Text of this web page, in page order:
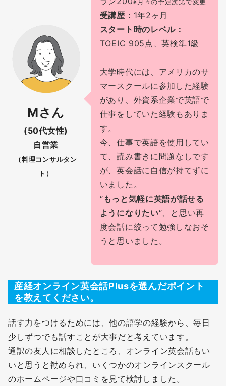
Mさん
(50代女性)
自営業
（料理コンサルタン
ト）
※月々の予定次第で変更
受講歴： 1年2ヶ月
スタート時のレベル：
TOEIC 905点、英検準1級
大学時代には、アメリカのサ
マースクールに参加した経験
があり、外資系企業で英語で
仕事をしていた経験もありま
す。
今、仕事で英語を使用してい
て、読み書きに問題なしです
が、英会話に自信が持てずに
いました。
“ もっと気軽に英語が話せる
ようになりたい“、と思い再
度会話に絞って勉強しなおそ
うと思いました。
産経オンライン英会話Plusを選んだポイント
を教えてください。
話す力をつけるためには、他の語学の経験から、毎日
少しずつでも話すことが大事だと考えています。
通訳の友人に相談したところ、オンライン英会話もい
いと思うと勧められ、いくつかのオンラインスクール
のホームページや口コミを見て検討しました。